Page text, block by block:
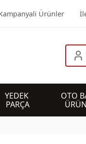
Ürünler
YEDEK
PARÇA
OTO